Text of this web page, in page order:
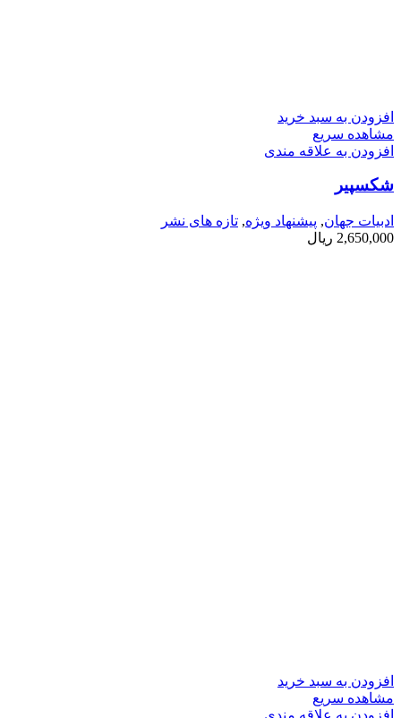
افزودن به سبد خرید
مشاهده سریع
افزودن به علاقه مندی
شکسپیر
ادبیات جهان, پیشنهاد ویژه, تازه های نشر
2,650,000 ریال
افزودن به سبد خرید
مشاهده سریع
افزودن به علاقه مندی